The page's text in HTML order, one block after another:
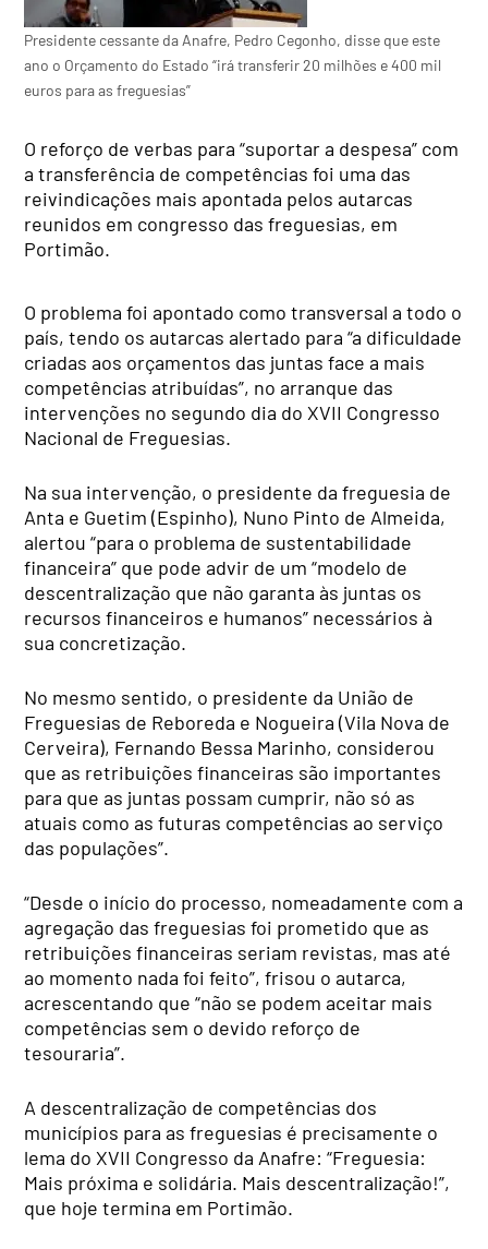
Presidente cessante da Anafre, Pedro Cegonho, disse que este
ano o Orçamento do Estado “irá transferir 20 milhões e 400 mil
euros para as freguesias”
O reforço de verbas para “suportar a despesa” com
a transferência de competências foi uma das
reivindicações mais apontada pelos autarcas
reunidos em congresso das freguesias, em
Portimão.
O problema foi apontado como transversal a todo o
país, tendo os autarcas alertado para “a dificuldade
criadas aos orçamentos das juntas face a mais
competências atribuídas”, no arranque das
intervenções no segundo dia do XVII Congresso
Nacional de Freguesias.
Na sua intervenção, o presidente da freguesia de
Anta e Guetim (Espinho), Nuno Pinto de Almeida,
alertou “para o problema de sustentabilidade
financeira” que pode advir de um “modelo de
descentralização que não garanta às juntas os
recursos financeiros e humanos” necessários à
sua concretização.
No mesmo sentido, o presidente da União de
Freguesias de Reboreda e Nogueira (Vila Nova de
Cerveira), Fernando Bessa Marinho, considerou
que as retribuições financeiras são importantes
para que as juntas possam cumprir, não só as
atuais como as futuras competências ao serviço
das populações”.
“Desde o início do processo, nomeadamente com a
agregação das freguesias foi prometido que as
retribuições financeiras seriam revistas, mas até
ao momento nada foi feito”, frisou o autarca,
acrescentando que “não se podem aceitar mais
competências sem o devido reforço de
tesouraria”.
A descentralização de competências dos
municípios para as freguesias é precisamente o
lema do XVII Congresso da Anafre: “Freguesia:
Mais próxima e solidária. Mais descentralização!”,
que hoje termina em Portimão.